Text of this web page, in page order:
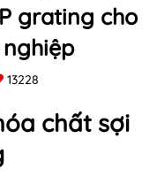
grating cho
13228
chất sợi